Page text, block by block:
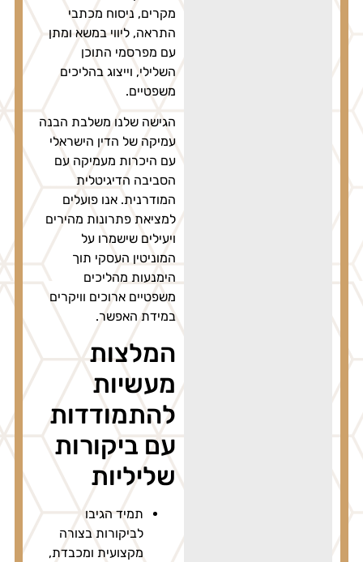
מקרים, ניסוח מכתבי
התראה, ליווי במשא ומתן
עם מפרסמי התוכן
השלילי, וייצוג בהליכים
משפטיים.
הגישה שלנו משלבת הבנה
עמיקה של הדין הישראלי
עם היכרות מעמיקה עם
הסביבה הדיגיטלית
המודרנית. אנו פועלים
למציאת פתרונות מהירים
ויעילים שישמרו על
המוניטין העסקי תוך
הימנעות מהליכים
משפטיים ארוכים וויקרים
במידת האפשר.
המלצות
מעשיות
להתמודדות
עם ביקורות
שליליות
תמיד הגיבו
לביקורות בצורה
מקצועית ומכבדת,